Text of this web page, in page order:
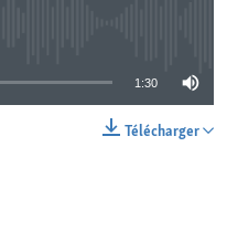
available
1:30
Télécharger